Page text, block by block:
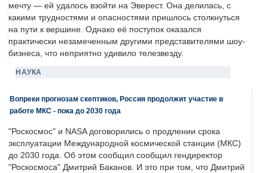
мечту — ей удалось взойти на Эверест. Она делилась, с
какими трудностями и опасностями пришлось столкнуться
на пути к вершине. Однако её поступок оказался
практически незамеченным другими представителями шоу-
бизнеса, что неприятно удивило телезвезду.
НАУКА
Вопреки прогнозам скептиков, Россия продолжит участие в
работе МКС - пока до 2030 года
"Роскосмос" и NASA договорились о продлении срока
эксплуатации Международной космической станции (МКС)
до 2030 года. Об этом сообщил сообщил гендиректор
"Роскосмоса" Дмитрий Баканов. И это при том, что Дмитрий